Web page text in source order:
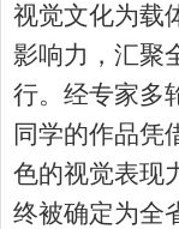
视觉文化为载
影响力，汇聚
行。经专家多
同学的作品凭
色的视觉表现
终被确定为全